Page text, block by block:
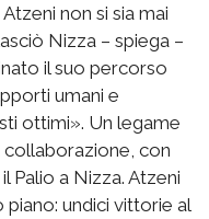
non si sia mai
Nizza – spiega –
il suo percorso
umani e
ottimi». Un legame
collaborazione, con
Palio a Nizza. Atzeni
piano: undici vittorie al